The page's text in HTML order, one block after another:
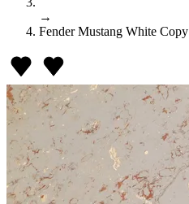
→
Fender Mustang White Copy